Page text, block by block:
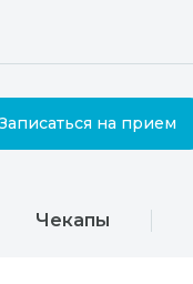
Записаться на прием
Чекапы